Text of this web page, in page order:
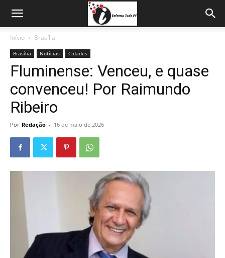
Início Brasília
Brasília Notícias Cidades
Fluminense: Venceu, e quase
convenceu! Por Raimundo
Ribeiro
Por Redação - 16 de maio de 2026